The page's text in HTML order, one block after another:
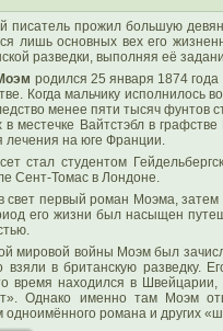
писатель прожил большую
лишь основных вех его
разведки, выполняя её
родился 25 января 1874
Когда мальчику исполнилось
менее пяти тысяч фунтов
местечке Вайтстэбл в
лечения на юге Франции.
стал студентом
Сент-Томас в Лондоне.
свет первый роман Моэма, затем
его жизни был насыщен
мировой войны Моэм был
взяли в британскую разведку.
время находился в
Однако именно там Моэм
романа и других